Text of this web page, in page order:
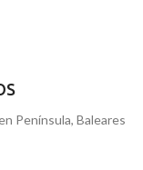
Península, Baleares